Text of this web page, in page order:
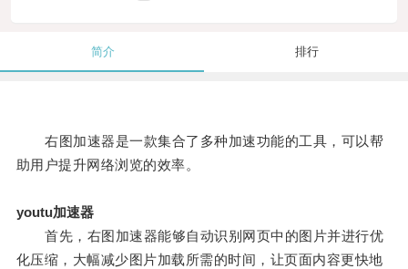
简介 排行
右图加速器是一款集合了多种加速功能的工具，可以帮
助用户提升网络浏览的效率。
youtu加速器
首先，右图加速器能够自动识别网页中的图片并进行优
化压缩，大幅减少图片加载所需的时间，让页面内容更快地